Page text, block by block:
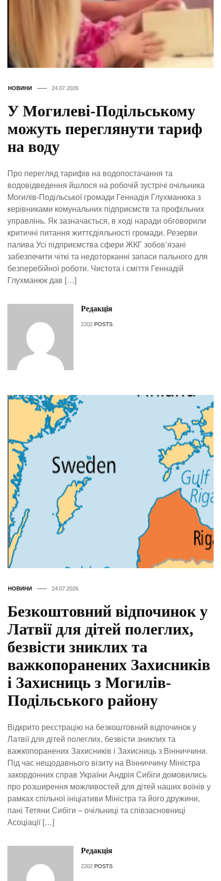
НОВИНИ 24.07.2026
У Могилеві-Подільському
можуть переглянути тариф
на воду
Про перегляд тарифів на водопостачання та
водовідведення йшлося на робочій зустрічі очільника
Могилів-Подільської громади Геннадія Глухманюка з
керівниками комунальних підприємств та профільних
управлінь. Як зазначається, в ході наради обговорили
критичні питання життєдіяльності громади. Резерви
палива Усі підприємства сфери ЖКГ зобов’язані
забезпечити чіткі та недоторканні запаси пального для
безперебійної роботи. Чистота і сміття Геннадій
Глухманюк дав […]
Редакція
2202 POSTS
НОВИНИ 24.07.2026
Безкоштовний відпочинок у
Латвії для дітей полеглих,
безвісти зниклих та
важкопоранених Захисників
і Захисниць з Могилів-
Подільського району
Відкрито реєстрацію на безкоштовний відпочинок у
Латвії для дітей полеглих, безвісти зниклих та
важкопоранених Захисників і Захисниць з Вінниччини.
Під час нещодавнього візиту на Вінниччину Міністра
закордонних справ України Андрія Сибіги домовились
про розширення можливостей для дітей наших воїнів у
рамках спільної ініціативи Міністра та його дружини,
пані Тетяни Сибіги – очільниці та співзасновниці
Асоціації […]
Редакція
2202 POSTS